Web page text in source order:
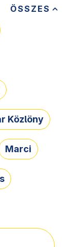
ÖSSZES
Közlöny
Marci